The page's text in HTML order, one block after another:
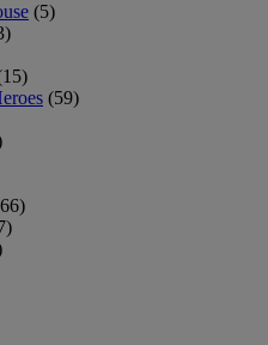
(5)
(59)